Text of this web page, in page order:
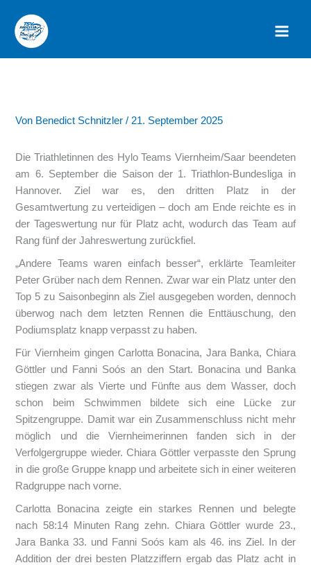
Inhalt
springen
Von Benedict Schnitzler/21. September 2025
Die Triathletinnen des Hylo Teams Viernheim/Saar beendeten
am 6. September die Saison der 1. Triathlon-Bundesliga in
Hannover. Ziel war es, den dritten Platz in der
Gesamtwertung zu verteidigen – doch am Ende reichte es in
der Tageswertung nur für Platz acht, wodurch das Team auf
Rang fünf der Jahreswertung zurückfiel.
„Andere Teams waren einfach besser“, erklärte Teamleiter
Peter Grüber nach dem Rennen. Zwar war ein Platz unter den
Top 5 zu Saisonbeginn als Ziel ausgegeben worden, dennoch
überwog nach dem letzten Rennen die Enttäuschung, den
Podiumsplatz knapp verpasst zu haben.
Für Viernheim gingen Carlotta Bonacina, Jara Banka, Chiara
Göttler und Fanni Soós an den Start. Bonacina und Banka
stiegen zwar als Vierte und Fünfte aus dem Wasser, doch
schon beim Schwimmen bildete sich eine Lücke zur
Spitzengruppe. Damit war ein Zusammenschluss nicht mehr
möglich und die Viernheimerinnen fanden sich in der
Verfolgergruppe wieder. Chiara Göttler verpasste den Sprung
in die große Gruppe knapp und arbeitete sich in einer weiteren
Radgruppe nach vorne.
Carlotta Bonacina zeigte ein starkes Rennen und belegte
nach 58:14 Minuten Rang zehn. Chiara Göttler wurde 23.,
Jara Banka 33. und Fanni Soós kam als 46. ins Ziel. In der
Addition der drei besten Platzziffern ergab das Platz acht in